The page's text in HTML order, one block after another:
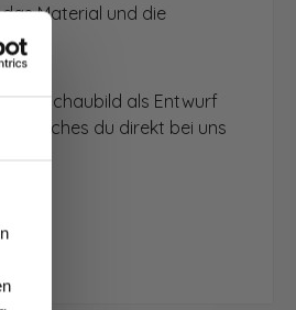
Material und die
im Schaubild als Entwurf
welches du direkt bei uns